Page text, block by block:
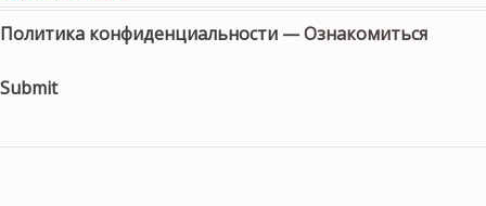
Политика конфиденциальности —Ознакомиться
Submit